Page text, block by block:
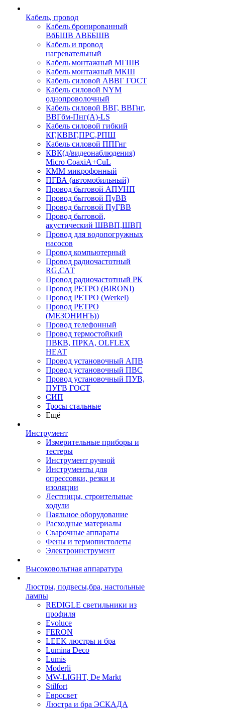
Кабель, провод
Кабель бронированный
ВбБШВ АВББШВ
Кабель и провод
нагревательный
Кабель монтажный МГШВ
Кабель монтажный МКШ
Кабель силовой АВВГ ГОСТ
Кабель силовой NYM
однопроволочный
Кабель силовой ВВГ, ВВГнг,
ВВГбм-Пнг(А)-LS
Кабель силовой гибкий
КГ,КВВГ,ПРС,РПШ
Кабель силовой ППГнг
КВК(д/видеонаблюдения)
Micro CoaxiA+CuL
КММ микрофонный
ПГВА (автомобильный)
Провод бытовой АПУНП
Провод бытовой ПуВВ
Провод бытовой ПуГВВ
Провод бытовой,
акустический ШВВП,ШВП
Провод для водопогружных
насосов
Провод компьютерный
Провод радиочастотный
RG,САТ
Провод радиочастотный РК
Провод РЕТРО (BIRONI)
Провод РЕТРО (Werkel)
Провод РЕТРО
(МЕЗОНИНЪ))
Провод телефонный
Провод термостойкий
ПВКВ, ПРКА, OLFLEX
HEAT
Провод установочный АПВ
Провод установочный ПВС
Провод установочный ПУВ,
ПУГВ ГОСТ
СИП
Тросы стальные
Ещё
Инструмент
Измерительные приборы и
тестеры
Инструмент ручной
Инструменты для
опрессовки, резки и
изоляции
Лестницы, строительные
ходули
Паяльное оборудование
Расходные материалы
Сварочные аппараты
Фены и термопистолеты
Электроинструмент
Высоковольтная аппаратура
Люстры, подвесы,бра, настольные
лампы
REDIGLE светильники из
профиля
Evoluce
FERON
LEEK люстры и бра
Lumina Deco
Lumis
Moderli
MW-LIGHT, De Markt
Stilfort
Евросвет
Люстра и бра ЭСКАДА